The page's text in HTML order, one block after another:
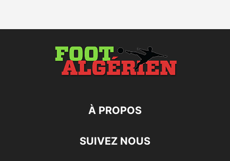
À PROPOS
SUIVEZ NOUS